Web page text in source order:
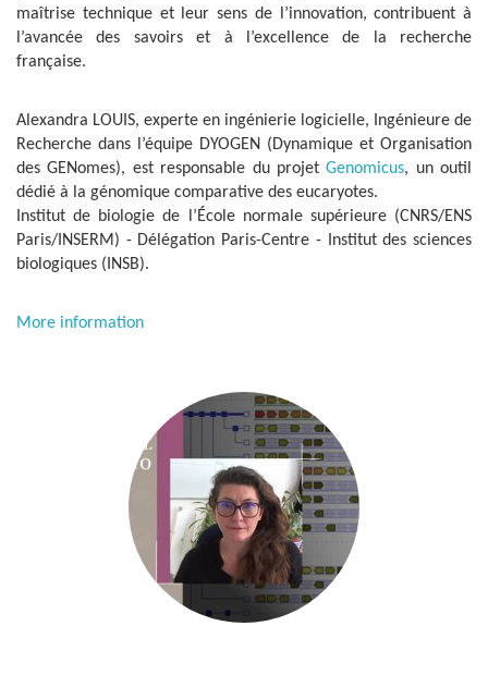
maîtrise technique et leur sens de l’innovation, contribuent à
l’avancée des savoirs et à l’excellence de la recherche
française.
Alexandra LOUIS, experte en ingénierie logicielle, Ingénieure de
Recherche dans l’équipe DYOGEN (Dynamique et Organisation
des GENomes), est responsable du projetGenomicus, un outil
dédié à la génomique comparative des eucaryotes.
Institut de biologie de l’École normale supérieure (CNRS/ENS
Paris/INSERM) - Délégation Paris-Centre - Institut des sciences
biologiques (INSB).
More information